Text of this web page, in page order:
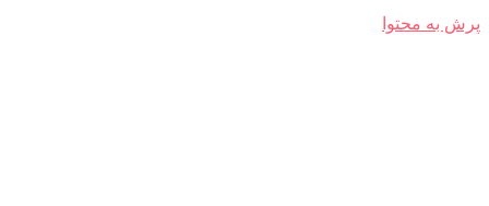
پرش به محتوا